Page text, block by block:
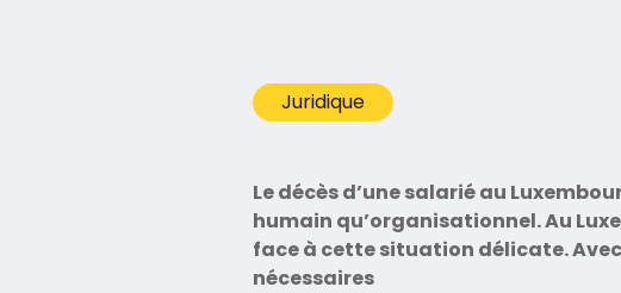
Juridique
Le décès d’une salarié au
humain qu’organisationnel. Au
face à cette situation délicate. Avec
nécessaires